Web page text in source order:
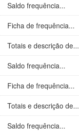
Saldo frequência...
Ficha de frequência...
Totais e descrição de...
Saldo frequência...
Ficha de frequência...
Totais e descrição de...
Saldo frequência...